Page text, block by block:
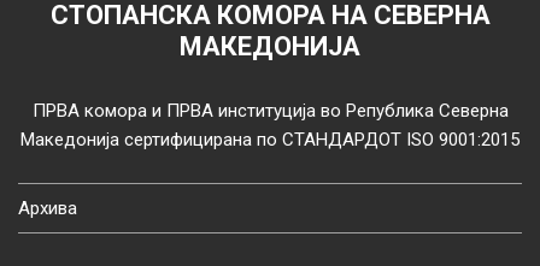
СТОПАНСКА КОМОРА НА СЕВЕРНА
МАКЕДОНИЈА
ПРВА комора и ПРВА институција во Република Северна
Македонија сертифицирана по СТАНДАРДОТ ISO 9001:2015
Архива